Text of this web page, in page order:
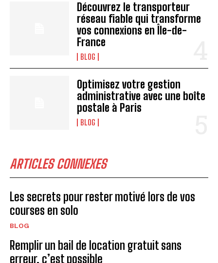
Découvrez le transporteur
réseau fiable qui transforme
vos connexions en Île-de-
France
BLOG
Optimisez votre gestion
administrative avec une boîte
postale à Paris
BLOG
ARTICLES CONNEXES
Les secrets pour rester motivé lors de vos
courses en solo
BLOG
Remplir un bail de location gratuit sans
erreur, c’est possible